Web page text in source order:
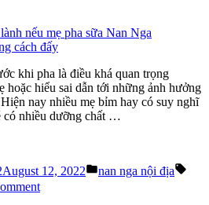
Khẩu?
khi pha là điều khá quan trọng
hoặc hiểu sai dẫn tới những ảnh hưởng
nay nhiều mẹ bỉm hay có suy nghĩ
có nhiều dưỡng chất …
August 12, 2022
Posted
nan nga nội địa
on